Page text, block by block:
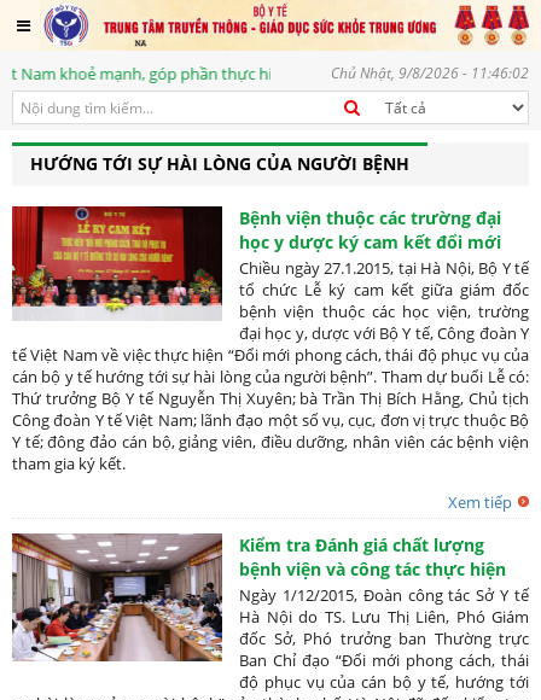
khoẻ mạnh, góp phần thực hiện mục tiêu phát triển bền vững, vì
Chủ Nhật, 9/8/2026 - 11:46:02
HƯỚNG TỚI SỰ HÀI LÒNG CỦA NGƯỜI BỆNH
Bệnh viện thuộc các trường đại
học y dược ký cam kết đổi mới
phong cách, thái độ phục vụ
Chiều ngày 27.1.2015, tại Hà Nội, Bộ Y tế
tổ chức Lễ ký cam kết giữa giám đốc
bệnh viện thuộc các học viện, trường
đại học y, dược với Bộ Y tế, Công đoàn Y
tế Việt Nam về việc thực hiện “Đổi mới phong cách, thái độ phục vụ của
cán bộ y tế hướng tới sự hài lòng của người bệnh”. Tham dự buổi Lễ có:
Thứ trưởng Bộ Y tế Nguyễn Thị Xuyên; bà Trần Thị Bích Hằng, Chủ tịch
Công đoàn Y tế Việt Nam; lãnh đạo một số vụ, cục, đơn vị trực thuộc Bộ
Y tế; đông đảo cán bộ, giảng viên, điều dưỡng, nhân viên các bệnh viện
tham gia ký kết.
Xem tiếp
Kiểm tra Đánh giá chất lượng
bệnh viện và công tác thực hiện
“Đổi mới phong cách, thái độ phục
vụ của cán bộ y tế, hướng tới sự
hài lòng của người bệnh” tại Bệnh
viện Thanh Nhàn, Hà Nội
Ngày 1/12/2015, Đoàn công tác Sở Y tế
Hà Nội do TS. Lưu Thị Liên, Phó Giám
đốc Sở, Phó trưởng ban Thường trực
Ban Chỉ đạo “Đổi mới phong cách, thái
độ phục vụ của cán bộ y tế, hướng tới